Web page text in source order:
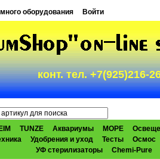
оборудования Войти
конт. тел. +7(925)216-
TUNZE Аквариумы МОРЕ
Удобрения и уход Тесты
Осмос
УФ стерилизаторы
Chemi-Pure